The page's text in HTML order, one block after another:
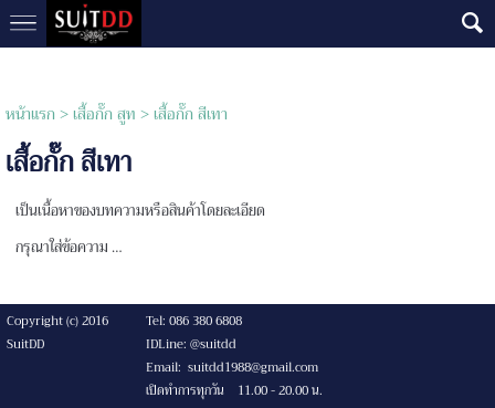
หน้าแรก >เสื้อกั๊ก สูท >เสื้อกั๊ก สีเทา
เสื้อกั๊ก สีเทา
เป็นเนื้อหาของบทความหรือสินค้าโดยละเอียด
กรุณาใส่ข้อความ …
Copyright (c) 2016
Tel: 086 380 6808
SuitDD
IDLine: @suitdd
Email: suitdd1988@gmail.com
เปิดทำการทุกวัน 11.00 - 20.00 น.